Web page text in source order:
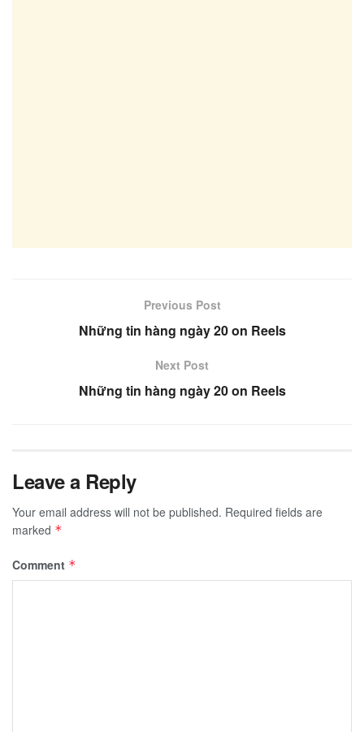
Previous Post
Những tin hàng ngày 20 on Reels
Next Post
Những tin hàng ngày 20 on Reels
Leave a Reply
Your email address will not be published. Required fields are
marked *
Comment *